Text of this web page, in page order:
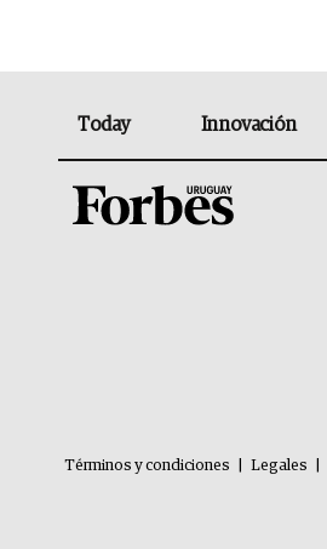
Today Innovación
Términos y condiciones Legales